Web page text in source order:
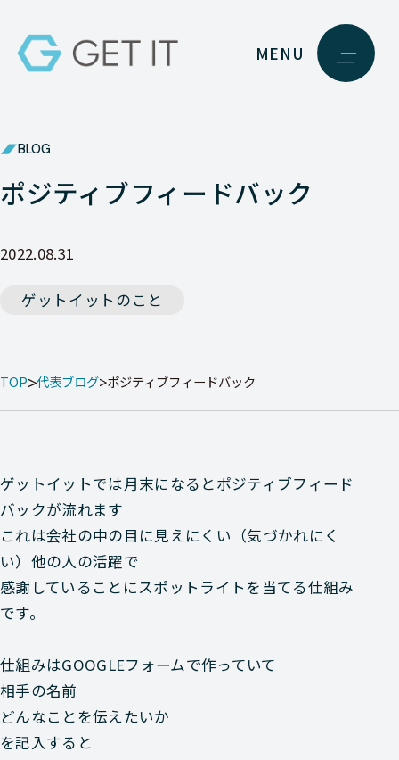
MENU
BLOG
ポジティブフィードバック
2022.08.31
ゲットイットのこと
TOP 代表ブログ ポジティブフィードバック
ゲットイットでは月末になるとポジティブフィード
バックが流れます
これは会社の中の目に見えにくい（気づかれにく
い）他の人の活躍で
感謝していることにスポットライトを当てる仕組み
です。
仕組みはGOOGLEフォームで作っていて
相手の名前
どんなことを伝えたいか
を記入すると